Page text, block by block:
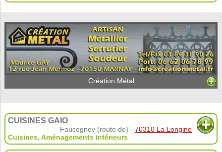
Création Métal
CUISINES GAIO
Faucogney (route de) -70310 La Longine
Cuisines, Aménagements intérieurs